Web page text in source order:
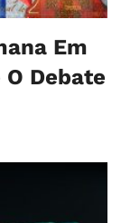
Em
O Debate